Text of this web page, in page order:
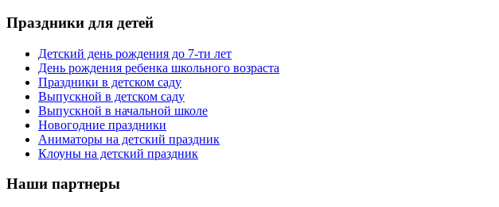
Праздники для детей
Детский день рождения до 7-ти лет
День рождения ребенка школьного возраста
Праздники в детском саду
Выпускной в детском саду
Выпускной в начальной школе
Новогодние праздники
Аниматоры на детский праздник
Клоуны на детский праздник
Наши партнеры